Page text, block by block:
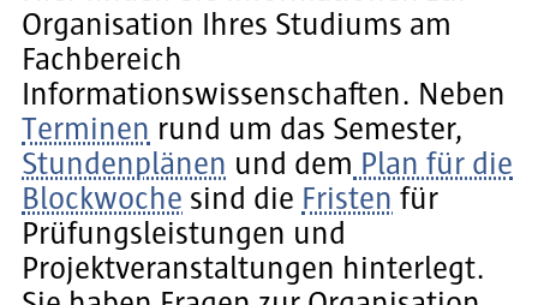
Organisation Ihres Studiums am
Fachbereich
Informationswissenschaften. Neben
Terminen rund um das Semester,
Stundenplänen und dem Plan für die
Blockwoche sind die Fristen für
Prüfungsleistungen und
Projektveranstaltungen hinterlegt.